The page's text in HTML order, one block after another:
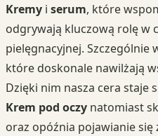
Kremy i serum, które
odgrywają kluczową rolę w
pielęgnacyjnej. Szczególnie
które doskonale nawilżają
Dzięki nim nasza cera staje
Krem pod oczy natomiast
oraz opóźnia pojawianie